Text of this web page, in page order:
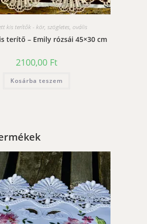
kis terítők - kör, szögletes, ovális
terítő – Emily rózsái 45×30 cm
2100,00 Ft
Kosárba teszem